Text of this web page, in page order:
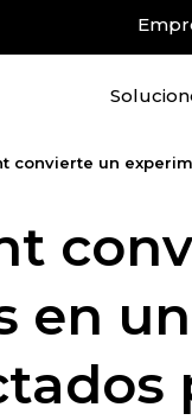
convierte un
en